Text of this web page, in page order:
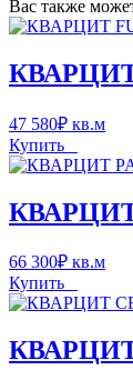
Вас также
КВАРЦИТ
47 580₽ кв.м
Купить
КВАРЦИТ
66 300₽ кв.м
Купить
КВАРЦИТ